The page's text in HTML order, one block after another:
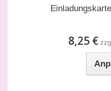
8,25 €